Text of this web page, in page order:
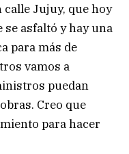
Jujuy, que hoy
se asfaltó y hay una
para más de
vamos a
puedan
Creo que
para hacer